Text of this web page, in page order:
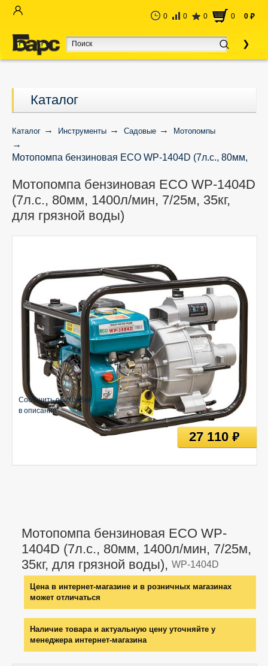
0 0 0 0 0 руб
Каталог
Каталог Инструменты Садовые Мотопомпы
Мотопомпа бензиновая ECO WP-1404D (7л.с., 80мм,
Мотопомпа бензиновая ECO WP-1404D
(7л.с., 80мм, 1400л/мин, 7/25м, 35кг,
для грязной воды)
Мотопомпа бензиновая ECO WP-
1404D (7л.с., 80мм, 1400л/мин, 7/25м,
35кг, для грязной воды), WP-1404D
Цена в интернет-магазине и в розничных магазинах
может отличаться
Наличие товара и актуальную цену уточняйте у
менеджера интернет-магазина
Сообщить об ошибке
в описании
27 110руб